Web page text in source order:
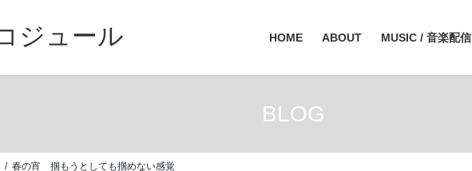
ジュール HOME ABOUT MUSIC / 音楽配信
BLOG
春の宵 掴もうとしても掴めない感覚